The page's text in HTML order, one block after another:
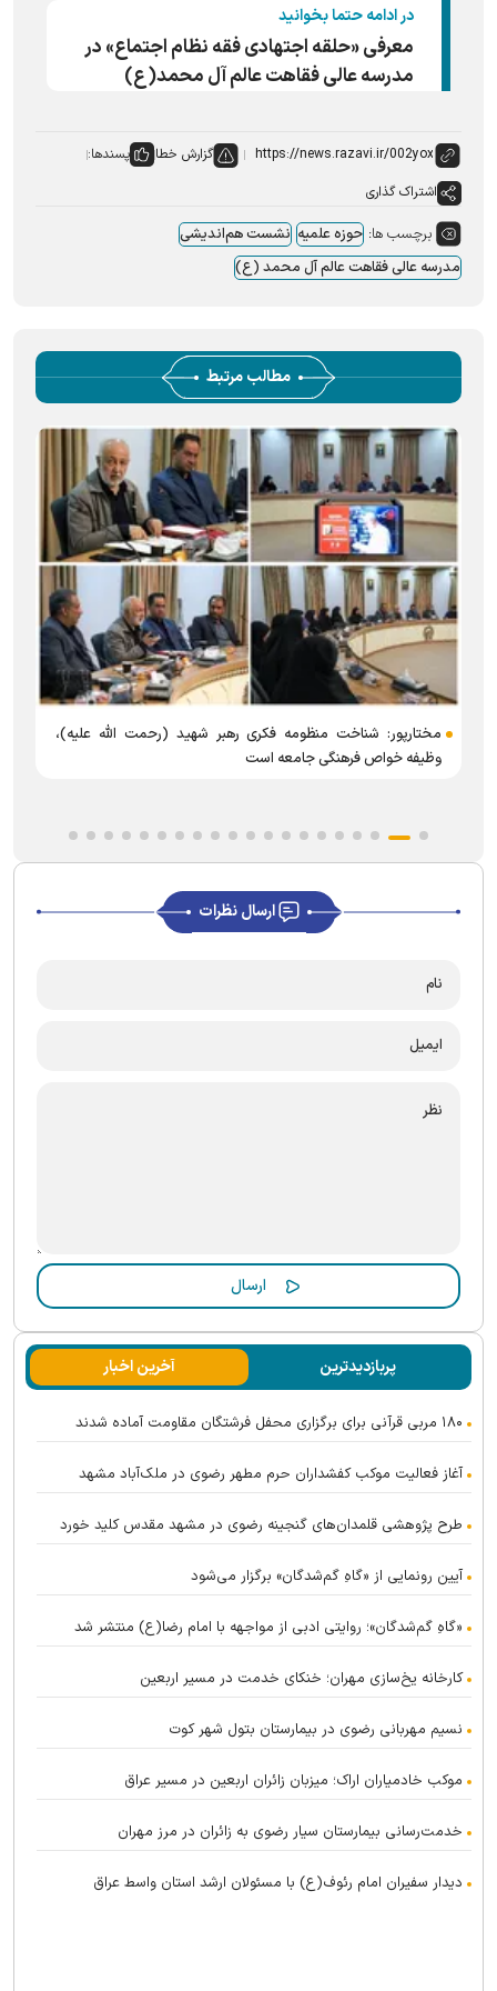
در ادامه حتما بخوانید
معرفی «حلقه اجتهادی فقه نظام اجتماع» در
مدرسه عالی فقاهت عالم آل محمد(ع)
گزارش خطا
پسندها:
اشتراک گذاری
برچسب ها: حوزه علمیه نشست هم‌اندیشی
مدرسه عالی فقاهت عالم آل محمد (ع)
مطالب مرتبط
مختارپور: شناخت منظومه فکری رهبر شهید (رحمت الله علیه)،
وظیفه خواص فرهنگی جامعه است
ارسال نظرات
پربازدیدترین آخرین اخبار
۱۸۰ مربی قرآنی برای برگزاری محفل فرشتگان مقاومت آماده شدند
آغاز فعالیت موکب کفشداران حرم مطهر رضوی در ملک‌آباد مشهد
طرح پژوهشی قلمدان‌های گنجینه رضوی در مشهد مقدس کلید خورد
آیین رونمایی از «گاهِ گم‌شدگان» برگزار می‌شود
«گاهِ گم‌شدگان»؛ روایتی ادبی از مواجهه با امام رضا(ع) منتشر شد
کارخانه یخ‌سازی مهران؛ خنکای خدمت در مسیر اربعین
نسیم مهربانی رضوی در بیمارستان بتول شهر کوت
موکب خادمیاران اراک؛ میزبان زائران اربعین در مسیر عراق
خدمت‌رسانی بیمارستان سیار رضوی به زائران در مرز مهران
دیدار سفیران امام رئوف(ع) با مسئولان ارشد استان واسط عراق